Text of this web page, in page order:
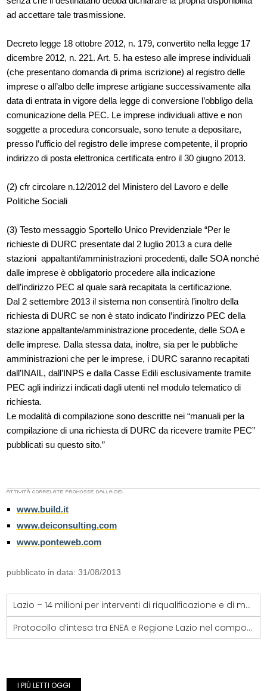
ad accettare tale trasmissione.
Decreto legge 18 ottobre 2012, n. 179, convertito nella legge 17
dicembre 2012, n. 221. Art. 5. ha esteso alle imprese individuali
(che presentano domanda di prima iscrizione) al registro delle
imprese o all’albo delle imprese artigiane successivamente alla
data di entrata in vigore della legge di conversione l’obbligo della
comunicazione della PEC. Le imprese individuali attive e non
soggette a procedura concorsuale, sono tenute a depositare,
presso l’ufficio del registro delle imprese competente, il proprio
indirizzo di posta elettronica certificata entro il 30 giugno 2013.
(2) cfr circolare n.12/2012 del Ministero del Lavoro e delle
Politiche Sociali
(3) Testo messaggio Sportello Unico Previdenziale “Per le
richieste di DURC presentate dal 2 luglio 2013 a cura delle
stazioni appaltanti/amministrazioni procedenti, dalle SOA nonché
dalle imprese è obbligatorio procedere alla indicazione
dell’indirizzo PEC al quale sarà recapitata la certificazione.
Dal 2 settembre 2013 il sistema non consentirà l’inoltro della
richiesta di DURC se non è stato indicato l’indirizzo PEC della
stazione appaltante/amministrazione procedente, delle SOA e
delle imprese. Dalla stessa data, inoltre, sia per le pubbliche
amministrazioni che per le imprese, i DURC saranno recapitati
dall’INAIL, dall’INPS e dalla Casse Edili esclusivamente tramite
PEC agli indirizzi indicati dagli utenti nel modulo telematico di
richiesta.
Le modalità di compilazione sono descritte nei “manuali per la
compilazione di una richiesta di DURC da ricevere tramite PEC”
pubblicati su questo sito.”
www.build.it
www.deiconsulting.com
www.ponteweb.com
pubblicato in data: 31/08/2013
Lazio – 14 milioni per interventi di riqualificazione e di messa in sicurezza scuole
Protocollo d’intesa tra ENEA e Regione Lazio nel campo della Green Economy
I PIÙ LETTI OGGI